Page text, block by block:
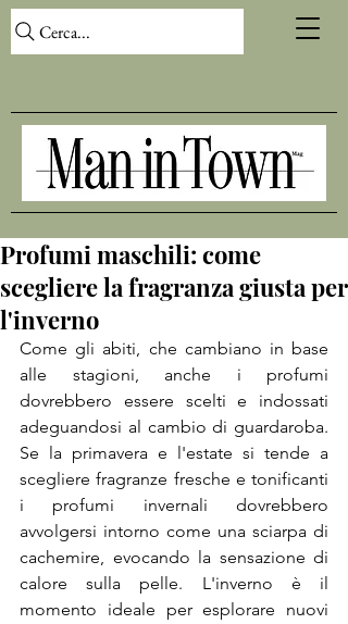
Cerca...
Profumi maschili: come
scegliere la fragranza giusta per
l'inverno
Come gli abiti, che cambiano in base
alle stagioni, anche i profumi
dovrebbero essere scelti e indossati
adeguandosi al cambio di guardaroba.
Se la primavera e l'estate si tende a
scegliere fragranze fresche e tonificanti
i profumi invernali dovrebbero
avvolgersi intorno come una sciarpa di
cachemire, evocando la sensazione di
calore sulla pelle. L'inverno è il
momento ideale per esplorare nuovi